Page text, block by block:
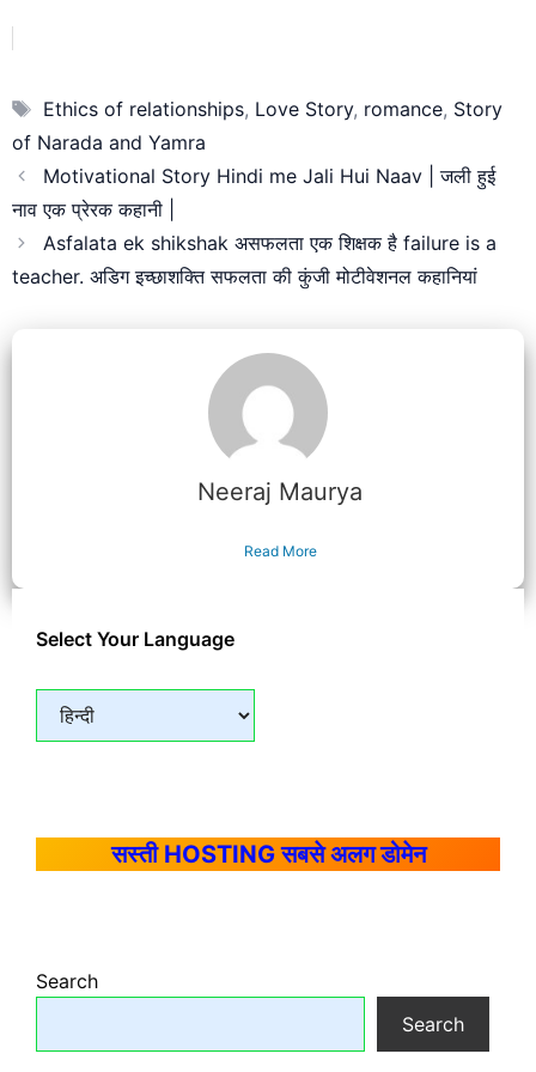
Tags
Ethics of relationships, Love Story, romance, Story
of Narada and Yamra
Motivational Story Hindi me Jali Hui Naav | जली हुई
नाव एक प्रेरक कहानी |
Asfalata ek shikshak असफलता एक शिक्षक है failure is a
teacher. अडिग इच्छाशक्ति सफलता की कुंजी मोटीवेशनल कहानियां
Neeraj Maurya
Read More
Select Your Language
सस्ती HOSTING सबसे अलग डोमेन
Search
Search